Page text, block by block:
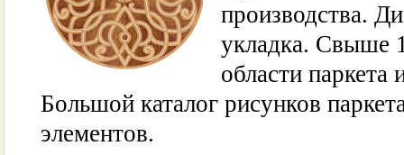
производства.
укладка. Свыше
области паркета
Большой каталог рисунков
элементов.